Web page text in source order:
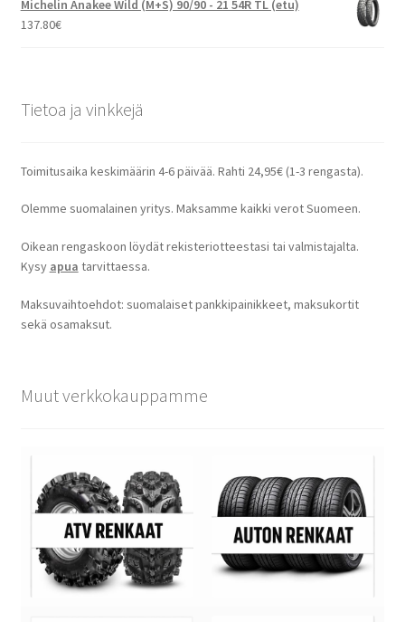
Michelin Anakee Wild (M+S) 90/90 - 21 54R TL (etu)
137.80€
Tietoa ja vinkkejä
Toimitusaika keskimäärin 4-6 päivää. Rahti 24,95€ (1-3 rengasta).
Olemme suomalainen yritys. Maksamme kaikki verot Suomeen.
Oikean rengaskoon löydät rekisteriotteestasi tai valmistajalta.
Kysy apua tarvittaessa.
Maksuvaihtoehdot: suomalaiset pankkipainikkeet, maksukortit
sekä osamaksut.
Muut verkkokauppamme